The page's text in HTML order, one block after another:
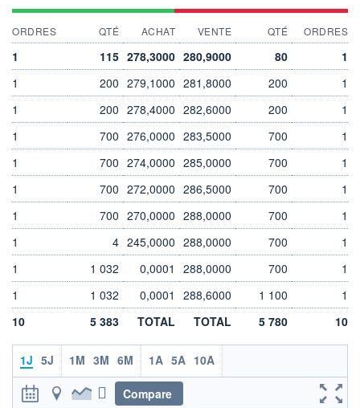
280,5000 318,6000
+ BAS
280,5000
CAPITAL ÉCHANGÉ
0,00%
VALORISATION
8 302 MEUR
DERNIER ÉCHANGE
07.08.26 / 17:35:37
LIMITE À LA LIMITE À LA
HAUSSE
0,0000
RENDEMENT
ESTIMÉ 2026
-
PER ESTIMÉ
2026
-
DIVIDENDE
0,00 EUR
DERNIER
DIVIDENDE
-
PROCHAIN
DIVIDENDE
ÉLIGIBILITÉ
Non éligible
Boursobank
ORDRES QTÉ ACHAT VENTE QTÉ ORDRES
1 115 278,3000 280,9000 80
1
1
200 279,1000 281,8000 200
1
1
200 278,4000 282,6000 200
1
1
700 276,0000 283,5000 700
1
1
700 274,0000 285,0000 700
1
1
700 272,0000 286,5000 700
1
1
700 270,0000 288,0000 700
1
1
4 245,0000 288,0000 700
1
1
1 032 0,0001 288,0000 700
1
1
1 032 0,0001 288,6000 1 100
1
10
5 383 TOTAL TOTAL 5 780 10
1J 5J 1M 3M 6M 1A 5A 10A
Compare